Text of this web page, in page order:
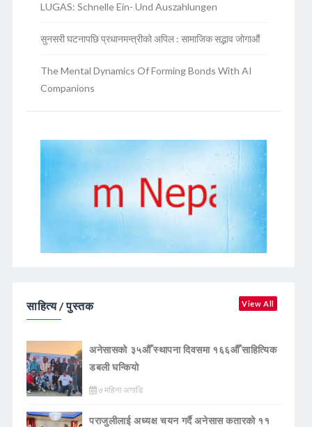
LUGAS: Schnelle Ein- Und Auszahlungen
सुनसरी घटनापछि प्रधानमन्त्रीको अपिल : सामाजिक सद्भाव जोगाऔं
The Mental Dynamics Of Forming Bonds With AI
Companions
साहित्य / पुस्तक View All
अनेसासको ३५औँ स्थापना दिवसमा १६६औँ साहित्यिक
डबली घन्कियाे
७ महिना अगाडि
पराजुलीलाई अध्यक्ष चयन गर्दै अनेसास कतारको ११